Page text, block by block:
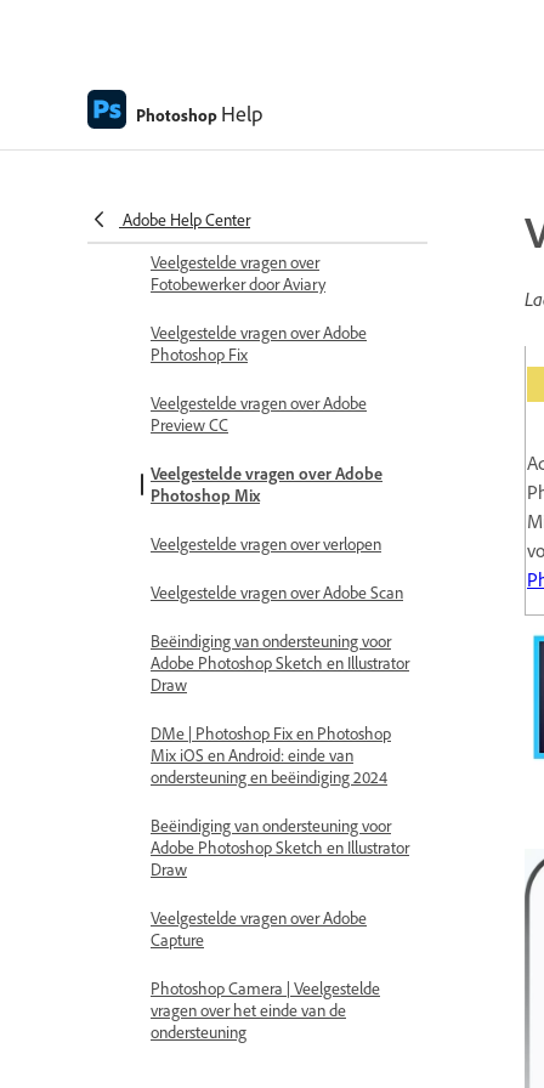
Photoshop Help
Adobe Help Center
Veelgestelde vragen over
Fotobewerker door Aviary
Veelgestelde vragen over Adobe
Photoshop Fix
Veelgestelde vragen over Adobe
Preview CC
Veelgestelde vragen over Adobe
Photoshop Mix
Veelgestelde vragen over verlopen
Veelgestelde vragen over Adobe Scan
Beëindiging van ondersteuning voor
Adobe Photoshop Sketch en Illustrator
Draw
DMe | Photoshop Fix en Photoshop
Mix iOS en Android: einde van
ondersteuning en beëindiging 2024
Beëindiging van ondersteuning voor
Adobe Photoshop Sketch en Illustrator
Draw
Veelgestelde vragen over Adobe
Capture
Photoshop Camera | Veelgestelde
vragen over het einde van de
ondersteuning